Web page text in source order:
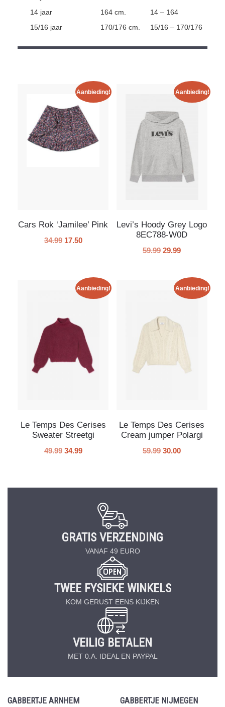
14 jaar
164 cm.
14 – 164
15/16 jaar
170/176 cm. 15/16 – 170/176
Aanbieding!
Cars Rok ‘Jamilee’ Pink
34.99 17.50
Aanbieding!
Levi’s Hoody Grey Logo
8EC788-W0D
59.99 29.99
Aanbieding!
Le Temps Des Cerises
Sweater Streetgi
49.99 34.99
Aanbieding!
Le Temps Des Cerises
Cream jumper Polargi
59.99 30.00
GRATIS VERZENDING
VANAF 49 EURO
TWEE FYSIEKE WINKELS
KOM GERUST EENS KIJKEN
VEILIG BETALEN
MET 0.A. IDEAL EN PAYPAL
GABBERTJE ARNHEM GABBERTJE NIJMEGEN